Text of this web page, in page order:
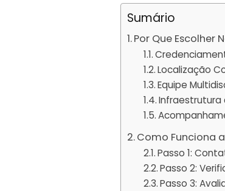
Sumário
Por Que Escolher
Localização
Equipe
Infraestrutura
Como Funciona
Passo 1:
Passo 2:
Passo 3: